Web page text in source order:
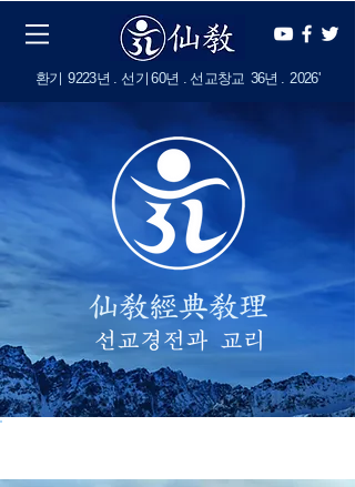
​환기 9223년 . 선기 60년 . 선교창교 36년 . 2026'